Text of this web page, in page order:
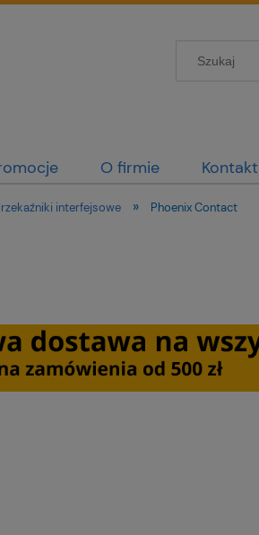
O firmie Kontakt
interfejsowe » Phoenix Contact